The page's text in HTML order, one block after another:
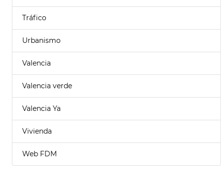
Tráfico
Urbanismo
Valencia
Valencia verde
Valencia Ya
Vivienda
Web FDM